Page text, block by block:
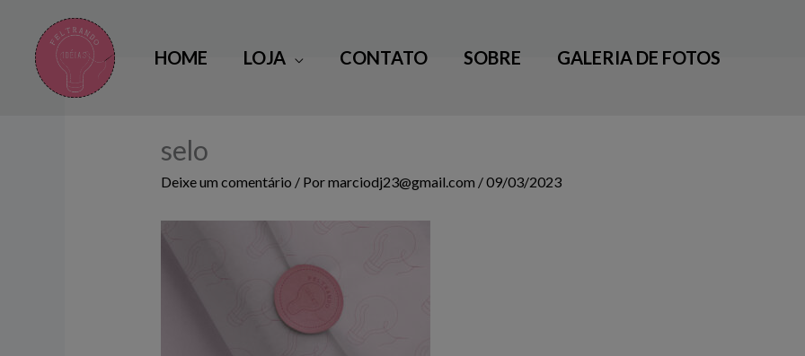
conteúdo
HOME LOJA CONTATO SOBRE GALERIA DE FOTOS
selo
Deixe um comentário / Pormarciodj23@gmail.com /09/03/2023